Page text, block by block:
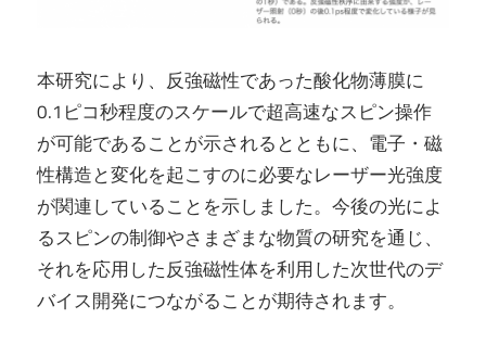
本研究により、反強磁性であった酸化物薄膜に
0.1ピコ秒程度のスケールで超高速なスピン操作
が可能であることが示されるとともに、電子・磁
性構造と変化を起こすのに必要なレーザー光強度
が関連していることを示しました。今後の光によ
るスピンの制御やさまざまな物質の研究を通じ、
それを応用した反強磁性体を利用した次世代のデ
バイス開発につながることが期待されます。